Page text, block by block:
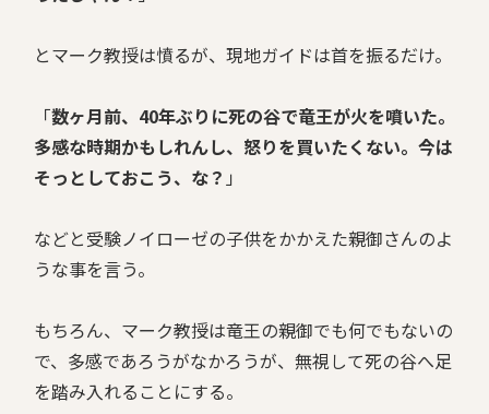
とマーク教授は憤るが、現地ガイドは首を振るだけ。
「数ヶ月前、40年ぶりに死の谷で竜王が火を噴いた。
多感な時期かもしれんし、怒りを買いたくない。今は
そっとしておこう、な？ 」
などと受験ノイローゼの子供をかかえた親御さんのよ
うな事を言う。
もちろん、マーク教授は竜王の親御でも何でもないの
で、多感であろうがなかろうが、無視して死の谷へ足
を踏み入れることにする。